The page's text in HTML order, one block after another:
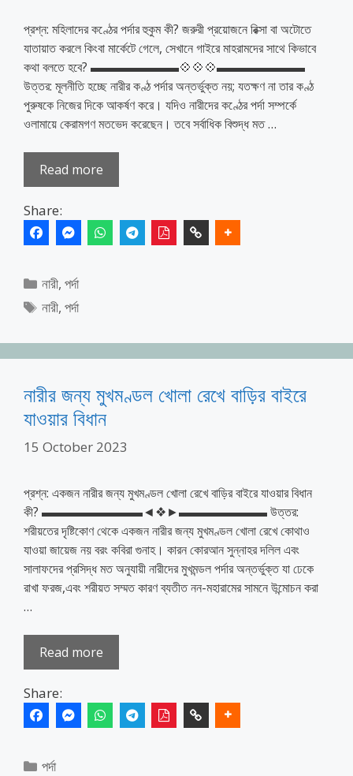
প্রশ্ন: মহিলাদের কণ্ঠের পর্দার হুকুম কী? জরুরী প্রয়োজনে রিক্সা বা অটোতে
যাতায়াত করলে কিংবা মার্কেটে গেলে, সেখানে গাইরে মাহরামদের সাথে কিভাবে
কথা বলতে হবে? ▬▬▬▬▬▬▬💠💠💠▬▬▬▬▬▬▬
উত্তর: মূলনীতি হচ্ছে নারীর কণ্ঠ পর্দার অন্তর্ভুক্ত নয়; যতক্ষণ না তার কণ্ঠ
পুরুষকে নিজের দিকে আকর্ষণ করে। যদিও নারীদের কণ্ঠের পর্দা সম্পর্কে
ওলামায়ে কেরামগণ মতভেদ করেছেন। তবে সর্বাধিক বিশুদ্ধ মত …
Read more
Share:
Categories
নারী,পর্দা
Tags
নারী,পর্দা
নারীর জন্য মুখমণ্ডল খোলা রেখে বাড়ির বাইরে
যাওয়ার বিধান
15 October 2023
প্রশ্ন: একজন নারীর জন্য মুখমণ্ডল খোলা রেখে বাড়ির বাইরে যাওয়ার বিধান
কী? ▬▬▬▬▬▬▬▬◄❖►▬▬▬▬▬▬▬ উত্তর:
শরীয়তের দৃষ্টিকোণ থেকে একজন নারীর জন্য মুখমণ্ডল খোলা রেখে কোথাও
যাওয়া জায়েজ নয় বরং কবিরা গুনাহ। কারন কোরআন সুন্নাহর দলিল এবং
সালাফদের প্রসিদ্ধ মত অনুযায়ী নারীদের মুখমন্ডল পর্দার অন্তর্ভুক্ত যা ঢেকে
রাখা ফরজ,এবং শরীয়ত সম্মত কারণ ব্যতীত নন-মহারামের সামনে উন্মোচন করা
…
Read more
Share:
Categories
পর্দা